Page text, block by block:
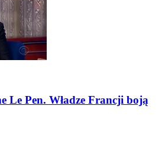
Le Pen. Władze Francji boją